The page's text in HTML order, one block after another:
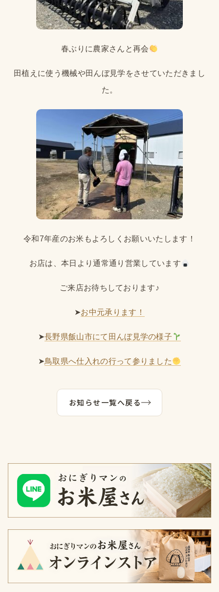
春ぶりに農家さんと再会
田植えに使う機械や田んぼ見学をさせていただきまし
た。
令和7年産のお米もよろしくお願いいたします！
お店は、本日より通常通り営業しています
ご来店お待ちしております♪
➤お中元承ります！
➤長野県飯山市にて田んぼ見学の様子
➤鳥取県へ仕入れの行って参りました
お知らせ一覧へ戻る